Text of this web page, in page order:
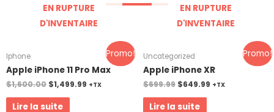
Promo!
EN RUPTURE
D'INVENTAIRE
Iphone
Apple iPhone 11 Pro Max
$1,600.00 $1,499.99 +TX
Lire la suite
Promo!
EN RUPTURE
D'INVENTAIRE
Uncategorized
Apple iPhone XR
$699.99 $649.99 +TX
Lire la suite